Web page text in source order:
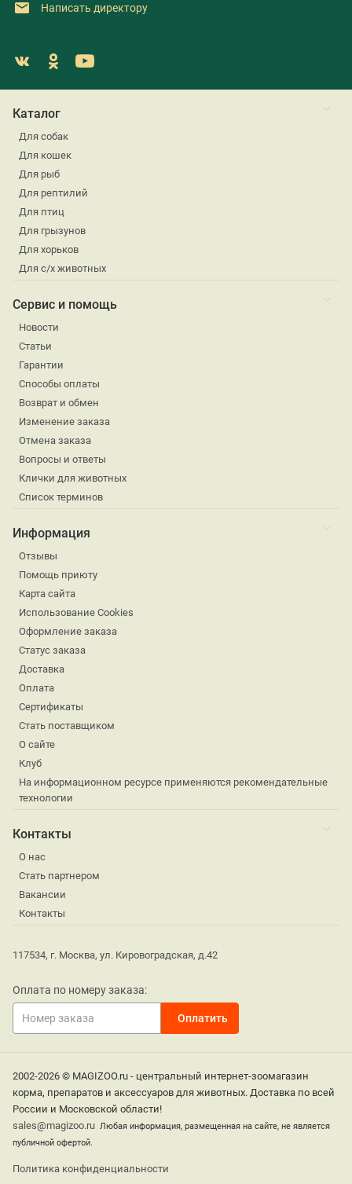
Написать директору
Каталог
Для собак
Для кошек
Для рыб
Для рептилий
Для птиц
Для грызунов
Для хорьков
Для с/х животных
Сервис и помощь
Новости
Статьи
Гарантии
Способы оплаты
Возврат и обмен
Изменение заказа
Отмена заказа
Вопросы и ответы
Клички для животных
Список терминов
Информация
Отзывы
Помощь приюту
Карта сайта
Использование Cookies
Оформление заказа
Статус заказа
Доставка
Оплата
Сертификаты
Стать поставщиком
О сайте
Клуб
На информационном ресурсе применяются рекомендательные
технологии
Контакты
О нас
Стать партнером
Вакансии
Контакты
117534, г. Москва, ул. Кировоградская, д.42
Оплата по номеру заказа:
2002-2026 © MAGIZOO.ru - центральный интернет-зоомагазин
корма, препаратов и аксессуаров для животных. Доставка по всей
России и Московской области!
sales@magizoo.ru Любая информация, размещенная на сайте, не является
публичной офертой.
Политика конфиденциальности